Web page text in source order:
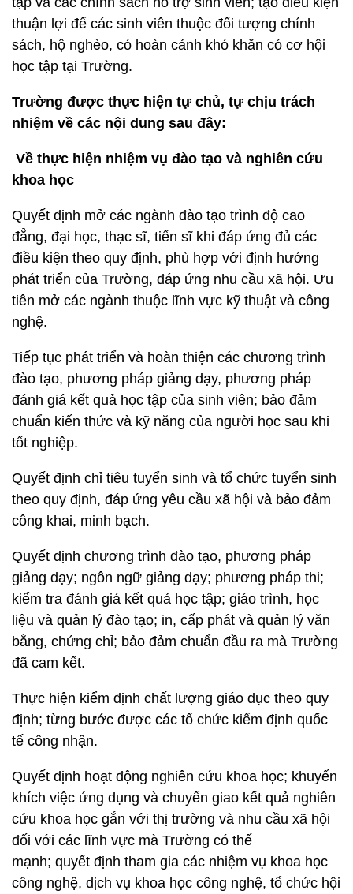
thuận lợi để các sinh viên thuộc đối tượng chính
sách, hộ nghèo, có hoàn cảnh khó khăn có cơ hội
học tập tại Trường.
Trường được thực hiện tự chủ, tự chịu trách
nhiệm về các nội dung sau đây:
Về thực hiện nhiệm vụ đào tạo và nghiên cứu
khoa học
Quyết định mở các ngành đào tạo trình độ cao
đẳng, đại học, thạc sĩ, tiến sĩ khi đáp ứng đủ các
điều kiện theo quy định, phù hợp với định hướng
phát triển của Trường, đáp ứng nhu cầu xã hội. Ưu
tiên mở các ngành thuộc lĩnh vực kỹ thuật và công
nghệ.
Tiếp tục phát triển và hoàn thiện các chương trình
đào tạo, phương pháp giảng dạy, phương pháp
đánh giá kết quả học tập của sinh viên; bảo đảm
chuẩn kiến thức và kỹ năng của người học sau khi
tốt nghiệp.
Quyết định chỉ tiêu tuyển sinh và tổ chức tuyển sinh
theo quy định, đáp ứng yêu cầu xã hội và bảo đảm
công khai, minh bạch.
Quyết định chương trình đào tạo, phương pháp
giảng dạy; ngôn ngữ giảng dạy; phương pháp thi;
kiểm tra đánh giá kết quả học tập; giáo trình, học
liệu và quản lý đào tạo; in, cấp phát và quản lý văn
bằng, chứng chỉ; bảo đảm chuẩn đầu ra mà Trường
đã cam kết.
Thực hiện kiểm định chất lượng giáo dục theo quy
định; từng bước được các tổ chức kiểm định quốc
tế công nhận.
Quyết định hoạt động nghiên cứu khoa học; khuyến
khích việc ứng dụng và chuyển giao kết quả nghiên
cứu khoa học gắn với thị trường và nhu cầu xã hội
đối với các lĩnh vực mà Trường có thế
mạnh; quyết định tham gia các nhiệm vụ khoa học
công nghệ, dịch vụ khoa học công nghệ, tổ chức hội